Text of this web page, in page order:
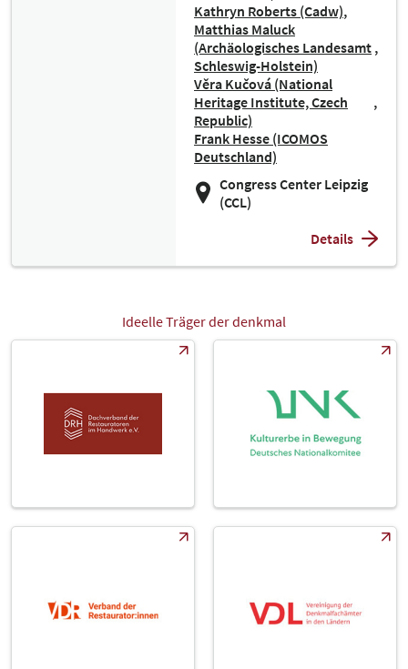
Kathryn Roberts (Cadw)
Matthias Maluck
(Archäologisches Landesamt
Schleswig-Holstein)
Věra Kučová (National
Heritage Institute, Czech
Republic)
Frank Hesse (ICOMOS
Deutschland)
Congress Center Leipzig
(CCL)
Details
Ideelle Träger der denkmal